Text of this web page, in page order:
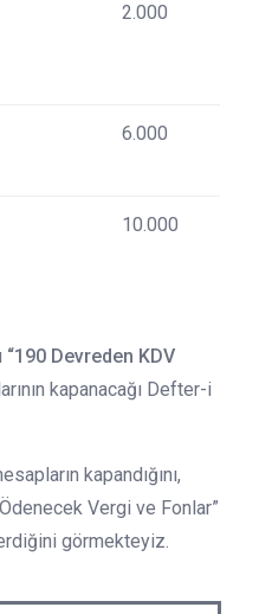
2.000
6.000
10.000
“190 Devreden KDV
kapanacağı Defter-i
kapandığını,
Vergi ve Fonlar”
görmekteyiz.